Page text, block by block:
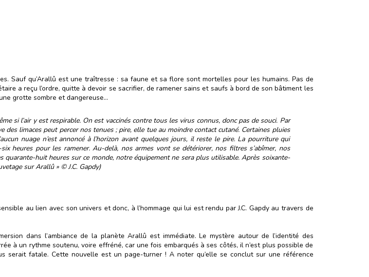
Sauf qu’Arallû est une traîtresse : sa faune et sa flore sont mortelles pour les humains. Pas de
a reçu l’ordre, quitte à devoir se sacrifier, de ramener sains et saufs à bord de son bâtiment les
grotte sombre et dangereuse…
si l’air y est respirable. On est vaccinés contre tous les virus connus, donc pas de souci. Par
des limaces peut percer nos tenues ; pire, elle tue au moindre contact cutané. Certaines pluies
nuage n’est annoncé à l’horizon avant quelques jours, il reste le pire. La pourriture qui
heures pour les ramener. Au-delà, nos armes vont se détériorer, nos filtres s’abîmer, nos
quarante-huit heures sur ce monde, notre équipement ne sera plus utilisable. Après soixante-
sur Arallû » © J.C. Gapdy)
au lien avec son univers et donc, à l’hommage qui lui est rendu par J.C. Gapdy au travers de
dans l’ambiance de la planète Arallû est immédiate. Le mystère autour de l’identité des
à un rythme soutenu, voire effréné, car une fois embarqués à ses côtés, il n’est plus possible de
serait fatale. Cette nouvelle est un page-turner ! A noter qu’elle se conclut sur une référence